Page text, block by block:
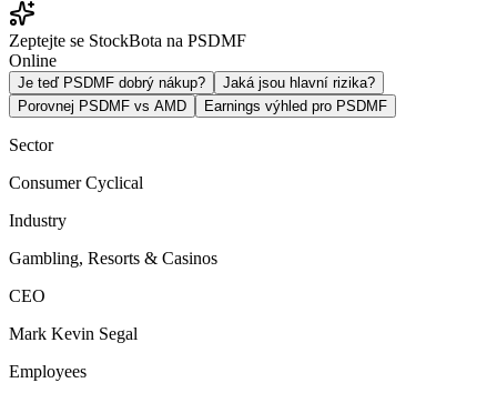
Zeptejte se StockBota na PSDMF
Online
Je teď PSDMF dobrý nákup?
Jaká jsou hlavní rizika?
Porovnej PSDMF vs AMD
Earnings výhled pro PSDMF
Sector
Consumer Cyclical
Industry
Gambling, Resorts & Casinos
CEO
Mark Kevin Segal
Employees